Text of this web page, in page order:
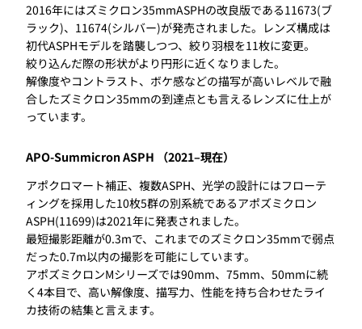
2016年にはズミクロン35mmASPHの改良版である11673(ブ
ラック)、11674(シルバー)が発売されました。レンズ構成は
初代ASPHモデルを踏襲しつつ、絞り羽根を11枚に変更。
絞り込んだ際の形状がより円形に近くなりました。
解像度やコントラスト、ボケ感などの描写が高いレベルで融
合したズミクロン35mmの到達点とも言えるレンズに仕上が
っています。
APO-Summicron ASPH （2021–現在）
アポクロマート補正、複数ASPH、光学の設計にはフローテ
ィングを採用した10枚5群の別系統であるアポズミクロン
ASPH(11699)は2021年に発表されました。
最短撮影距離が0.3mで、これまでのズミクロン35mmで弱点
だった0.7m以内の撮影を可能にしています。
アポズミクロンMシリーズでは90mm、75mm、50mmに続
く4本目で、高い解像度、描写力、性能を持ち合わせたライ
カ技術の結集と言えます。